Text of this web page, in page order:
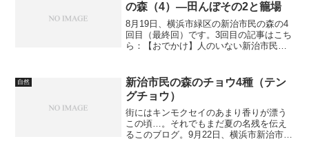
の森（4）—田んぼその2と籠場
8月19日、横浜市緑区の新治市民の森の4
回目（最終回）です。3回目の記事はこち
ら：【おでかけ】人のいない新治市民の
あたりです。緑が濃いですね。でも今回
は田んぼなんで...
自然
新治市民の森のチョウ4種（テン
グチョウ）
街にはキンモクセイのあまり香りが漂う
この頃…。それでもまだ夏の名残を伝え
るこのブログ。9月22日、横浜市新治市民